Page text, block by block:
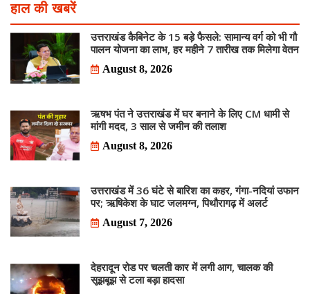
हाल की खबरें
उत्तराखंड कैबिनेट के 15 बड़े फैसले: सामान्य वर्ग को भी गौ
पालन योजना का लाभ, हर महीने 7 तारीख तक मिलेगा वेतन
August 8, 2026
ऋषभ पंत ने उत्तराखंड में घर बनाने के लिए CM धामी से
मांगी मदद, 3 साल से जमीन की तलाश
August 8, 2026
उत्तराखंड में 36 घंटे से बारिश का कहर, गंगा-नदियां उफान
पर; ऋषिकेश के घाट जलमग्न, पिथौरागढ़ में अलर्ट
August 7, 2026
देहरादून रोड पर चलती कार में लगी आग, चालक की
सूझबूझ से टला बड़ा हादसा